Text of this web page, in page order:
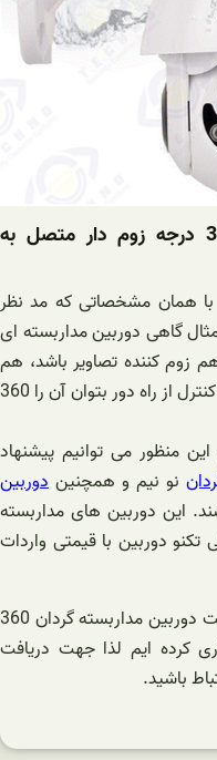
قیمت دوربین مداربسته گردان 360 درجه زوم دار متصل به
با همان مشخصاتی که مد نظر
گاهی دوربین مداربسته ای
کننده تصاویر باشد، هم
قابلیت اتصال به اینترنت را داشته، هم با کنترل از راه دور بتوان آن را 360
منظور می توانیم پیشنهاد
نو نیم و همچنین دوربین
این دوربین های مداربسته
تکنو دوربین با قیمتی واردات
بدلیل نوسانات ارز از گذاشتن لیست قیمت دوربین مداربسته گردان 360
کرده ایم لذا جهت دریافت
باشید.